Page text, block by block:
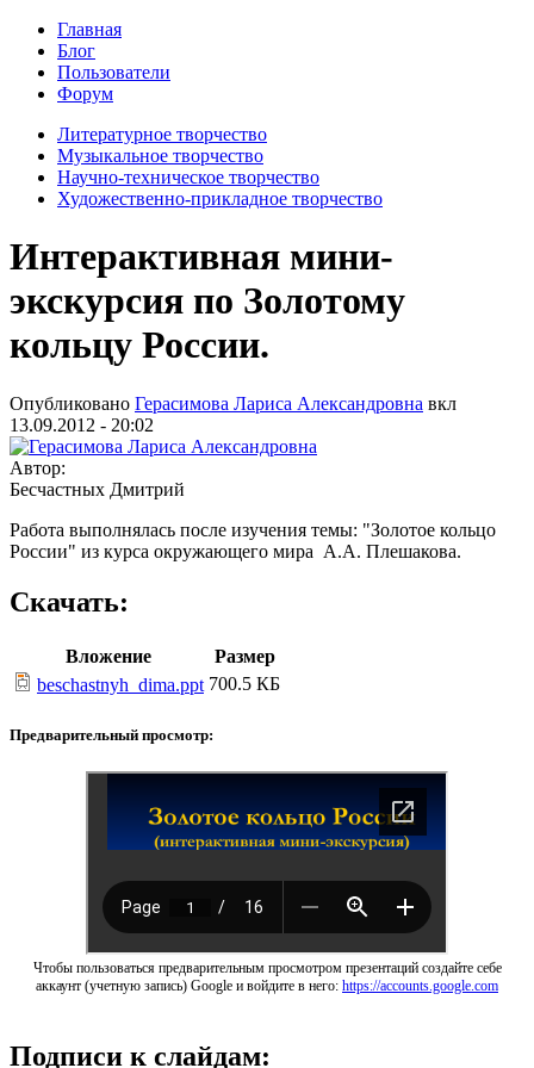
Главная
Блог
Пользователи
Форум
Литературное творчество
Музыкальное творчество
Научно-техническое творчество
Художественно-прикладное творчество
Интерактивная мини-
экскурсия по Золотому
кольцу России.
Опубликовано Герасимова Лариса Александровна вкл
13.09.2012 - 20:02
Автор:
Бесчастных Дмитрий
Работа выполнялась после изучения темы: "Золотое кольцо
России" из курса окружающего мира А.А. Плешакова.
Скачать:
Вложение
Размер
beschastnyh_dima.ppt 700.5 КБ
Предварительный просмотр:
Чтобы пользоваться предварительным просмотром презентаций создайте себе
аккаунт (учетную запись) Google и войдите в него: https://accounts.google.com
Подписи к слайдам: